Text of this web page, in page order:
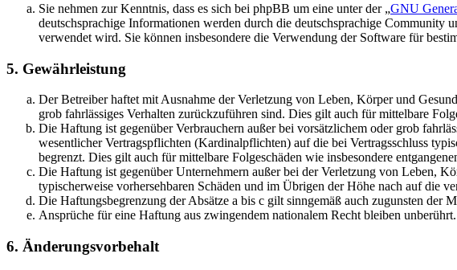
Sie nehmen zur Kenntnis, dass es sich bei phpBB um eine unter der „GNU
deutschsprachige Informationen werden durch die deutschsprachige
verwendet wird. Sie können insbesondere die Verwendung der Software für
5. Gewährleistung
Der Betreiber haftet mit Ausnahme der Verletzung von Leben, Körper und
grob fahrlässiges Verhalten zurückzuführen sind. Dies gilt auch für mittelbare
Die Haftung ist gegenüber Verbrauchern außer bei vorsätzlichem oder grob
wesentlicher Vertragspflichten (Kardinalpflichten) auf die bei Vertragsschluss
begrenzt. Dies gilt auch für mittelbare Folgeschäden wie insbesondere
Die Haftung ist gegenüber Unternehmern außer bei der Verletzung von Leben,
typischerweise vorhersehbaren Schäden und im Übrigen der Höhe nach auf die
Die Haftungsbegrenzung der Absätze a bis c gilt sinngemäß auch zugunsten der
Ansprüche für eine Haftung aus zwingendem nationalem Recht bleiben unberührt.
6. Änderungsvorbehalt